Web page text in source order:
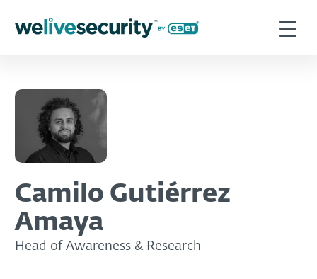
Camilo Gutiérrez
Amaya
Head of Awareness & Research